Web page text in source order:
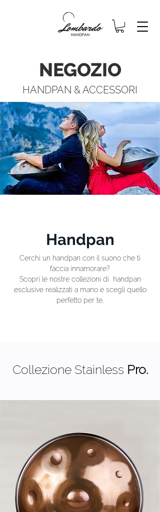
NEGOZIO
HANDPAN & ACCESSORI
Handpan
Cerchi un handpan con il suono che ti
faccia innamorare?
Scopri le nostre collezioni di handpan
esclusive realizzati a mano e scegli quello
perfetto per te.
Collezione Stainless Pro.